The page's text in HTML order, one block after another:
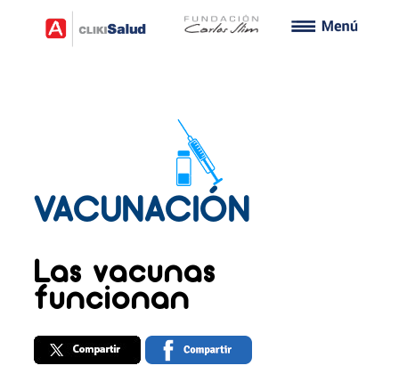
VACUNACIÓN
Las vacunas
funcionan